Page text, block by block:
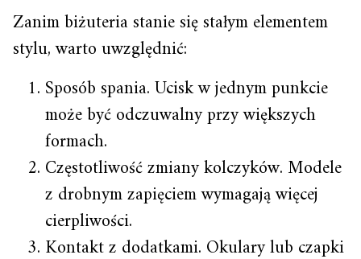
Zanim biżuteria stanie się stałym elementem
stylu, warto uwzględnić:
Sposób spania. Ucisk w jednym punkcie
może być odczuwalny przy większych
formach.
Częstotliwość zmiany kolczyków. Modele
z drobnym zapięciem wymagają więcej
cierpliwości.
Kontakt z dodatkami. Okulary lub czapki